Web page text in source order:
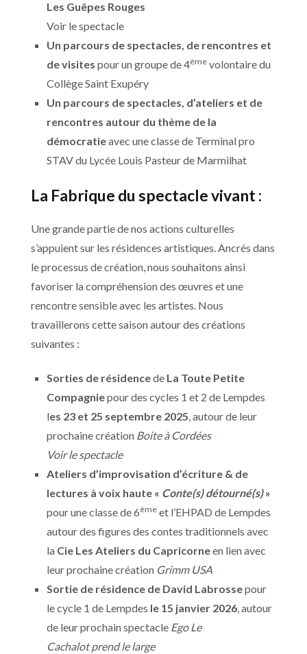
Les Guêpes Rouges
Voir le spectacle
Un parcours de spectacles, de rencontres et
de visites pour un groupe de 4ème volontaire du
Collège Saint Exupéry
Un parcours de spectacles, d’ateliers et de
rencontres autour du thème de la
démocratieavec une classe de Terminal pro
STAV du Lycée Louis Pasteur de Marmilhat
La Fabrique du spectacle vivant :
Une grande partie de nos actions culturelles
s’appuient sur les résidences artistiques. Ancrés dans
le processus de création, nous souhaitons ainsi
favoriser la compréhension des œuvres et une
rencontre sensible avec les artistes. Nous
travaillerons cette saison autour des créations
suivantes :
Sorties de résidencede La Toute Petite
Compagniepour des cycles 1 et 2 de Lempdes
les 23 et 25 septembre 2025, autour de leur
prochaine création Boite à Cordées
Voir le spectacle
Ateliers d’improvisation d’écriture & de
lectures à voix haute « Conte(s) détourné(s)»
pour une classe de 6ème et l’EHPAD de Lempdes
autour des figures des contes traditionnels avec
la Cie Les Ateliers du Capricorneen lien avec
leur prochaine création Grimm USA
Sortie de résidence de David Labrossepour
le cycle 1 de Lempdes le 15 janvier 2026, autour
de leur prochain spectacle Ego Le
Cachalot prend le large